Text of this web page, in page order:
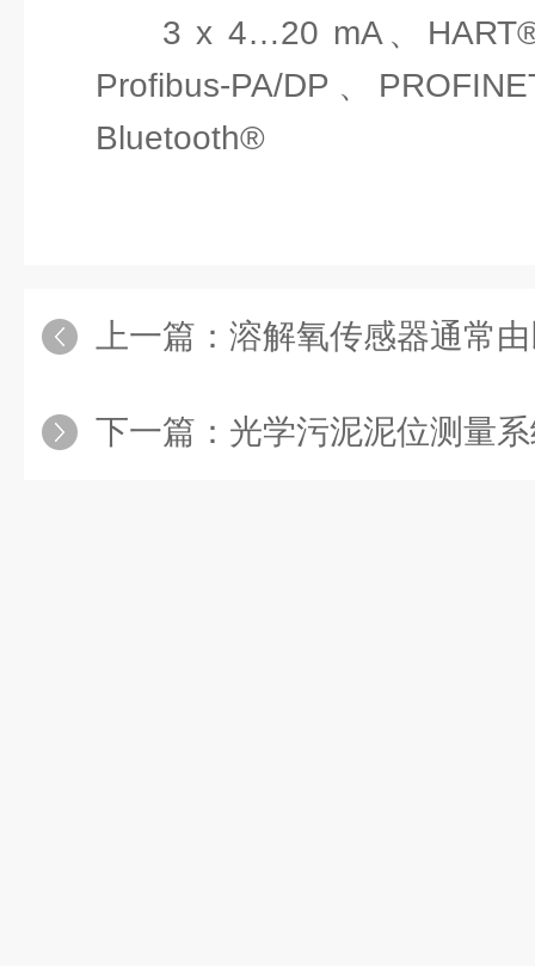
3 x 4…20 mA、
Profibus-PA/DP、
Bluetooth®
上一篇： 溶解氧传感器通常由
下一篇： 光学污泥泥位测量